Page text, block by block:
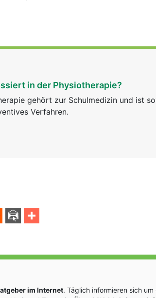
in der Physiotherapie?
gehört zur Schulmedizin und ist
Verfahren.
im Internet. Täglich informieren sich um